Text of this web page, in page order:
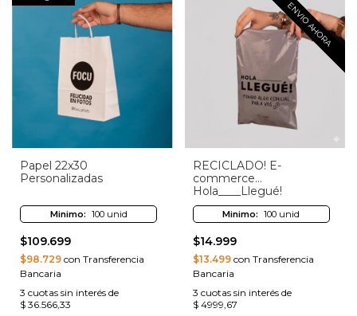
Papel 22x30
Personalizadas
Minimo: 100 unid
$109.699
$98.729 con Transferencia
Bancaria
3 cuotas sin interés de
$ 36.566,33
ENVIO AHORA
RECICLADO! E-
commerce
Hola____Llegué!
Minimo: 100 unid
$14.999
$13.499con Transferencia
Bancaria
3 cuotas sin interés de
$ 4999,67